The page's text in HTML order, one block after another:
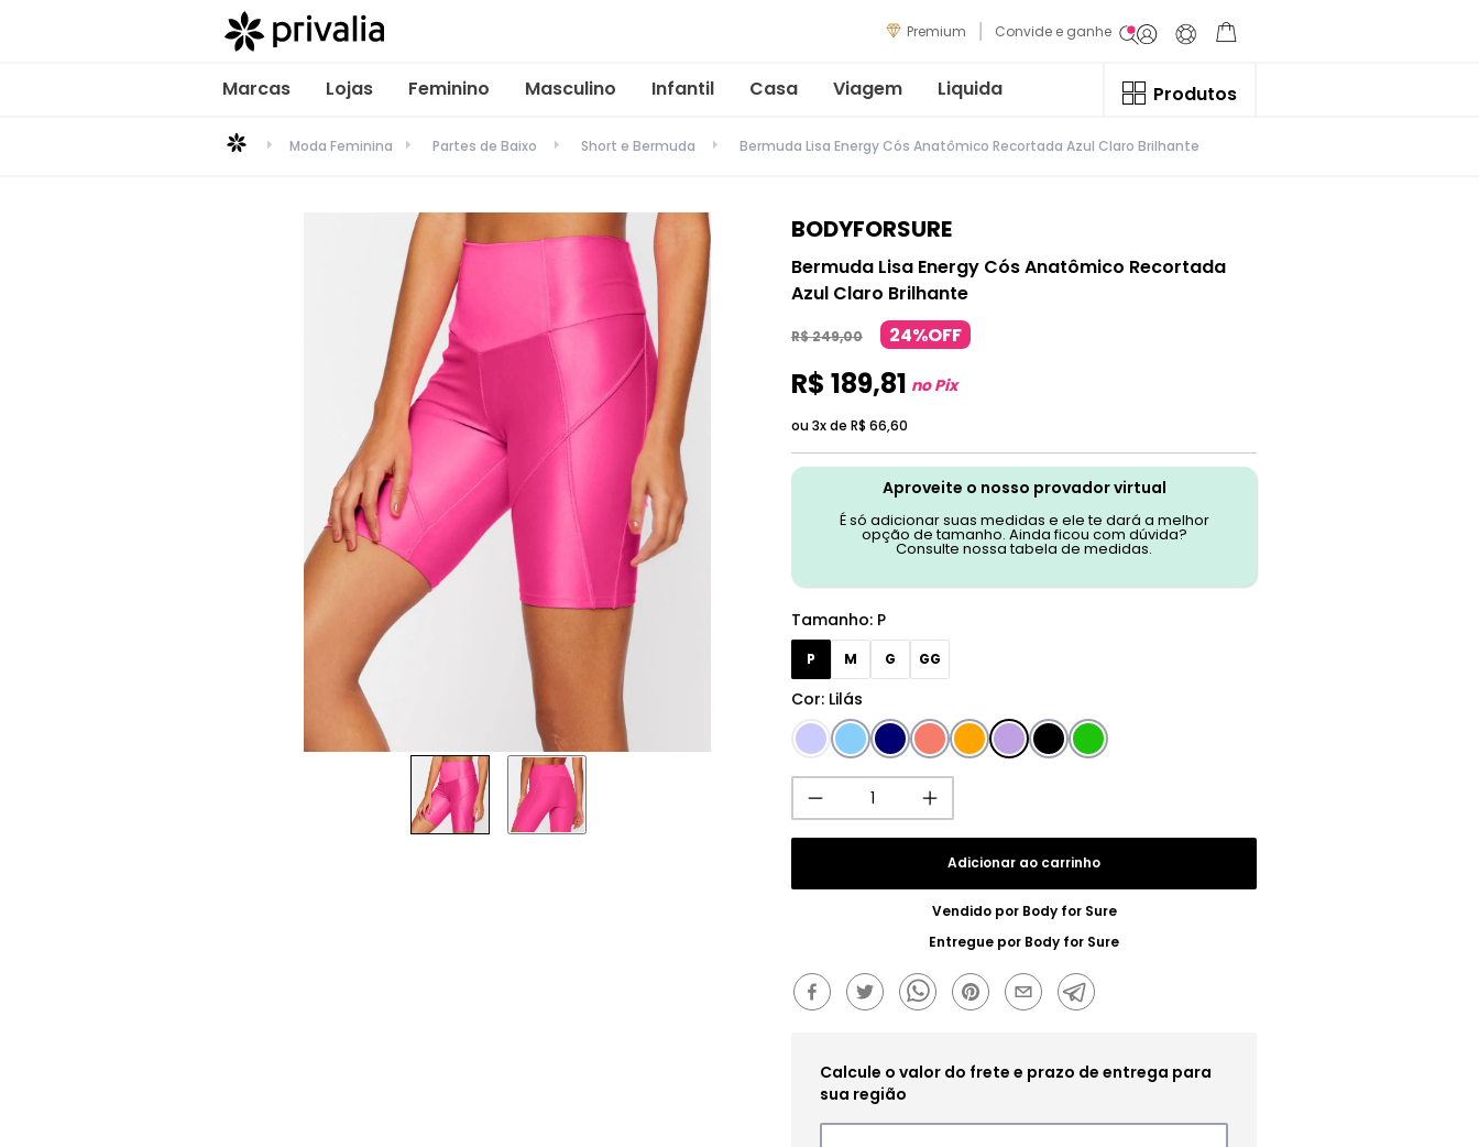
Premium Convide e ganhe
Marcas Lojas Feminino Masculino Infantil Casa Viagem Liquida Produtos
Moda Feminina Partes de Baixo Short e Bermuda Bermuda Lisa Energy Cós Anatômico Recortada Azul Claro Brilhante
BODYFORSURE
Bermuda Lisa Energy Cós Anatômico Recortada
Azul Claro Brilhante
R$249,00 24%OFF
R$ 189,81 no Pix
ou 3x de R$ 66,60
Aproveite o nosso provador virtual
É só adicionar suas medidas e ele te dará a melhor
opção de tamanho. Ainda ficou com dúvida?
Consulte nossa tabela de medidas.
Cor: Lilás
Tamanho: P
P M G GG
Adicionar ao carrinho
Vendido por Body for Sure
Entregue por Body for Sure